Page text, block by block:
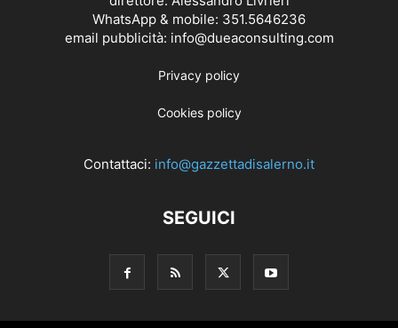
WhatsApp & mobile: 351.5646236
email pubblicità: info@dueaconsulting.com
Privacy policy
Cookies policy
Contattaci: info@gazzettadisalerno.it
SEGUICI